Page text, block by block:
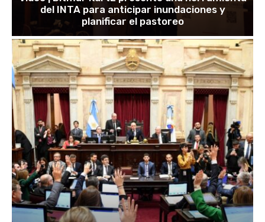
del INTA para anticipar inundaciones y
planificar el pastoreo